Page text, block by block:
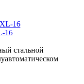
16
стальной